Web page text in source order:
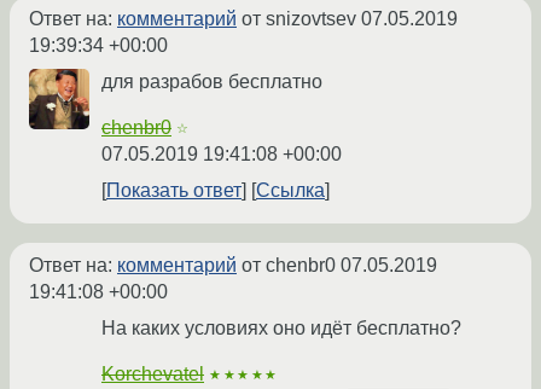
Ответ на: комментарий от snizovtsev 07.05.2019
19:39:34 +00:00
для разрабов бесплатно
chenbr0 ☆
07.05.2019 19:41:08 +00:00
Показать ответ
Ссылка
Ответ на: комментарий от chenbr0 07.05.2019
19:41:08 +00:00
На каких условиях оно идёт бесплатно?
Korchevatel ★★★★★